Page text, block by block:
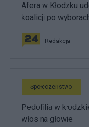
Afera w Kłodzku
koalicji po
Redakcja
Społeczeństwo
Pedofilia w
włos na głowie